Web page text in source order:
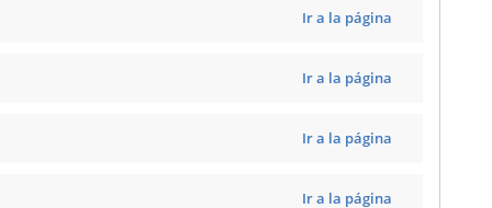
Ir a la página
Ir a la página
Ir a la página
Ir a la página